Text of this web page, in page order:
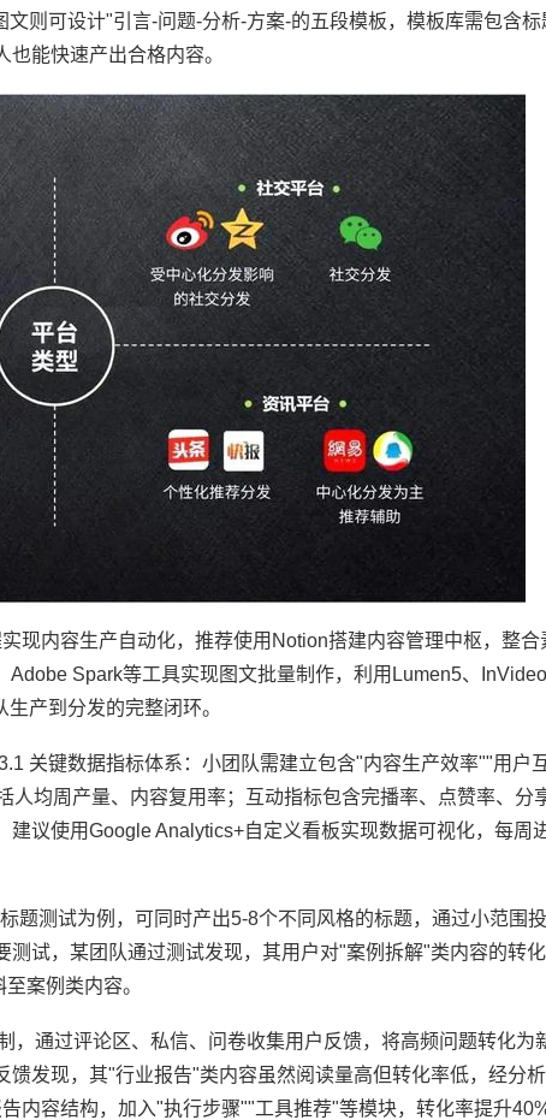
则可设计"引言-问题-分析-方案-的五段模板，模板库需包含
能快速产出合格内容。
现内容生产自动化，推荐使用Notion搭建内容管理中枢，整合
Spark等工具实现图文批量制作，利用Lumen5、
产到分发的完整闭环。
关键数据指标体系：小团队需建立包含"内容生产效率""用户
均周产量、内容复用率；互动指标包含完播率、点赞率、分
议使用Google Analytics+自定义看板实现数据可视化，每周
题测试为例，可同时产出5-8个不同风格的标题，通过小范围
试，某团队通过测试发现，其用户对"案例拆解"类内容的转
案例类内容。
，通过评论区、私信、问卷收集用户反馈，将高频问题转化为
发现，其"行业报告"类内容虽然阅读量高但转化率低，经分
内容结构，加入"执行步骤""工具推荐"等模块，转化率提升40%